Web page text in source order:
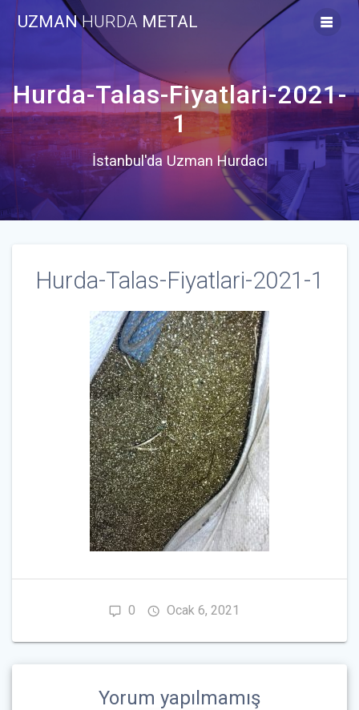
to
UZMANHURDA METAL
Hurda-Talas-Fiyatlari-2021-
1
İstanbul'da Uzman Hurdacı
Hurda-Talas-Fiyatlari-2021-1
0 Ocak 6, 2021
Yorum yapılmamış